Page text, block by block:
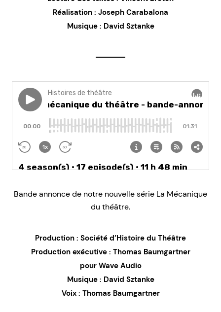
Réalisation : Joseph Carabalona
Musique : David Sztanke
Bande annonce de notre nouvelle série La Mécanique
du théâtre.
Production : Société d’Histoire du Théâtre
Production exécutive : Thomas Baumgartner
pour Wave Audio
Musique : David Sztanke
Voix : Thomas Baumgartner